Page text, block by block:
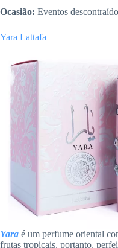
Ocasião: Eventos
Yara Lattafa
Yara é um perfume oriental
frutas tropicais, portanto,